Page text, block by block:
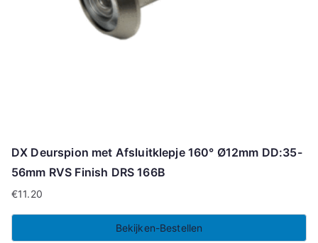
DX Deurspion met Afsluitklepje 160° Ø12mm DD:35-
56mm RVS Finish DRS 166B
€11.20
Bekijken-Bestellen